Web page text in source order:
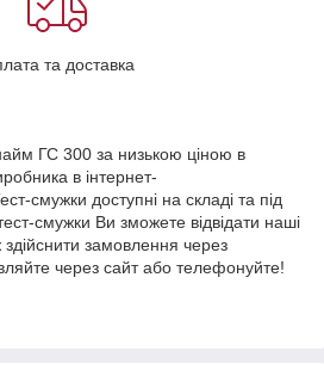
та доставка
ГС 300 за низькою ціною в
в інтернет-
смужки доступні на складі та під
смужки Ви зможете відвідати наші
замовлення через
через сайт або телефонуйте!